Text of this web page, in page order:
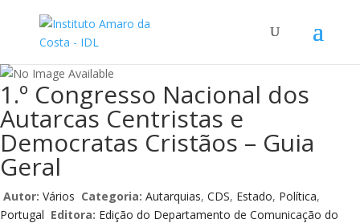
1.º Congresso Nacional dos
Autarcas Centristas e
Democratas Cristãos – Guia
Geral
Autor: Vários Categoria: Autarquias, CDS, Estado, Política,
Portugal Editora: Edição do Departamento de Comunicação do